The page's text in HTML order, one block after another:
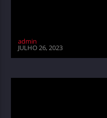
admin
JULHO 26, 2023